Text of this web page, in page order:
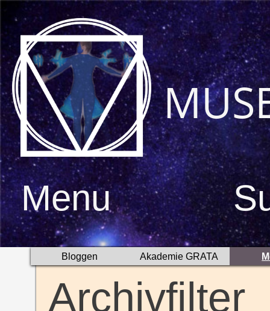
Menu
Bloggen Akademie GRATA
Archivfilter